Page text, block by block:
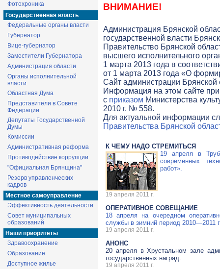
Фотохроника
Государственная власть
Федеральные органы власти
Губернатор
Вице-губернатор
Заместители Губернатора
Администрация области
Органы исполнительной
власти
Областная Дума
Представители в Совете
Федерации
Депутаты Государственной
Думы
Комиссии
Административная реформа
Противодействие коррупции
"Официальная Брянщина"
Резерв управленческих
кадров
Местное самоуправление
Эффективность деятельности
Совет муниципальных
образований
Наши приоритеты
Здравоохранение
Образование
Доступное жилье
ВНИМАНИЕ!
Администрация Брянской
государственной власти
Правительство Брянской
высшего исполнительного
1 марта 2013 года в
от 1 марта 2013 года «О
Cайт администрации Брянской
Информация на этом сайте
с приказом Министерства
2010 г. № 558.
Для актуальной информации
Правительства Брянской
К ЧЕМУ НАДО СТРЕМИТЬСЯ
19 апреля в
современных
работ».
19 апреля 2011 г.
ОПЕРАТИВНОЕ СОВЕЩАНИЕ
18 апреля на очередном
службы в зимний период 2010—2011
19 апреля 2011 г.
АНОНС
20 апреля в Хрустальном зале
государственных наград.
19 апреля 2011 г.